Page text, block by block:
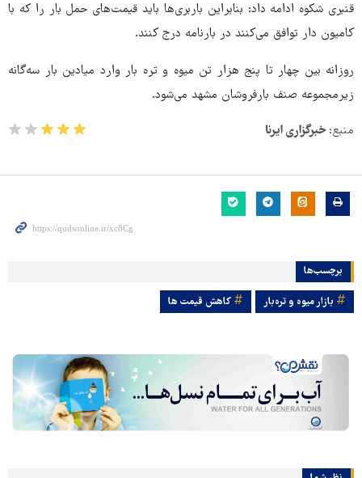
قنبری شکوه ادامه داد: بنابراین باربری‌ها باید قیمت‌های حمل بار را که با
کامیون دار توافق می‌کنند در بارنامه درج کنند.
روزانه بین چهار تا پنج هزار تن میوه و تره بار وارد میادین بار سه‌گانه
زیرمجموعه صنف بارفروشان مشهد می‌شود.
منبع: خبرگزاری ایرنا
برچسب‌ها
بازار میوه و تره‌بار کاهش قیمت ها